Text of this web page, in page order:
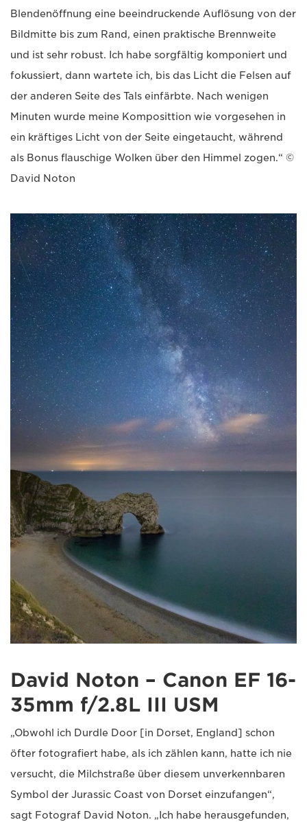
Blendenöffnung eine beeindruckende Auflösung von der
Bildmitte bis zum Rand, einen praktische Brennweite
und ist sehr robust. Ich habe sorgfältig komponiert und
fokussiert, dann wartete ich, bis das Licht die Felsen auf
der anderen Seite des Tals einfärbte. Nach wenigen
Minuten wurde meine Komposittion wie vorgesehen in
ein kräftiges Licht von der Seite eingetaucht, während
als Bonus flauschige Wolken über den Himmel zogen.“ ©
David Noton
David Noton – Canon EF 16-
35mm f/2.8L III USM
„Obwohl ich Durdle Door [in Dorset, England] schon
öfter fotografiert habe, als ich zählen kann, hatte ich nie
versucht, die Milchstraße über diesem unverkennbaren
Symbol der Jurassic Coast von Dorset einzufangen“,
sagt Fotograf David Noton. „Ich habe herausgefunden,